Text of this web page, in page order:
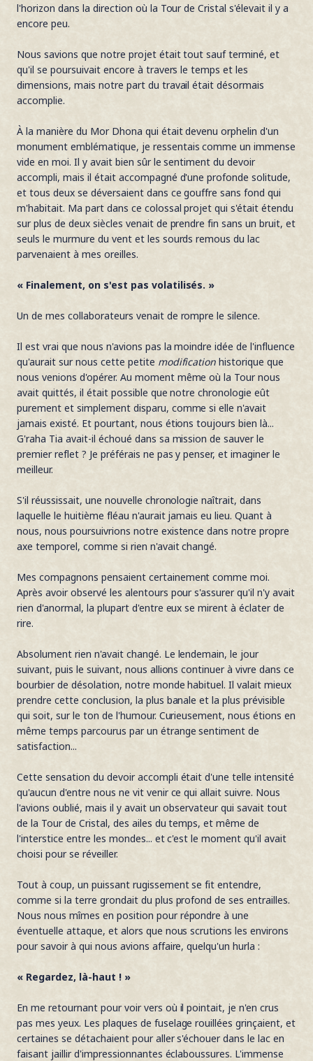
l'horizon dans la direction où la Tour de Cristal s'élevait il y a
encore peu.
Nous savions que notre projet était tout sauf terminé, et
qu'il se poursuivait encore à travers le temps et les
dimensions, mais notre part du travail était désormais
accomplie.
À la manière du Mor Dhona qui était devenu orphelin d'un
monument emblématique, je ressentais comme un immense
vide en moi. Il y avait bien sûr le sentiment du devoir
accompli, mais il était accompagné d'une profonde solitude,
et tous deux se déversaient dans ce gouffre sans fond qui
m'habitait. Ma part dans ce colossal projet qui s'était étendu
sur plus de deux siècles venait de prendre fin sans un bruit, et
seuls le murmure du vent et les sourds remous du lac
parvenaient à mes oreilles.
« Finalement, on s'est pas volatilisés. »
Un de mes collaborateurs venait de rompre le silence.
Il est vrai que nous n'avions pas la moindre idée de l'influence
qu'aurait sur nous cette petite modification historique que
nous venions d'opérer. Au moment même où la Tour nous
avait quittés, il était possible que notre chronologie eût
purement et simplement disparu, comme si elle n'avait
jamais existé. Et pourtant, nous étions toujours bien là...
G'raha Tia avait-il échoué dans sa mission de sauver le
premier reflet ? Je préférais ne pas y penser, et imaginer le
meilleur.
S'il réussissait, une nouvelle chronologie naîtrait, dans
laquelle le huitième fléau n'aurait jamais eu lieu. Quant à
nous, nous poursuivrions notre existence dans notre propre
axe temporel, comme si rien n'avait changé.
Mes compagnons pensaient certainement comme moi.
Après avoir observé les alentours pour s'assurer qu'il n'y avait
rien d'anormal, la plupart d'entre eux se mirent à éclater de
rire.
Absolument rien n'avait changé. Le lendemain, le jour
suivant, puis le suivant, nous allions continuer à vivre dans ce
bourbier de désolation, notre monde habituel. Il valait mieux
prendre cette conclusion, la plus banale et la plus prévisible
qui soit, sur le ton de l'humour. Curieusement, nous étions en
même temps parcourus par un étrange sentiment de
satisfaction...
Cette sensation du devoir accompli était d'une telle intensité
qu'aucun d'entre nous ne vit venir ce qui allait suivre. Nous
l'avions oublié, mais il y avait un observateur qui savait tout
de la Tour de Cristal, des ailes du temps, et même de
l'interstice entre les mondes... et c'est le moment qu'il avait
choisi pour se réveiller.
Tout à coup, un puissant rugissement se fit entendre,
comme si la terre grondait du plus profond de ses entrailles.
Nous nous mîmes en position pour répondre à une
éventuelle attaque, et alors que nous scrutions les environs
pour savoir à qui nous avions affaire, quelqu'un hurla :
« Regardez, là-haut ! »
En me retournant pour voir vers où il pointait, je n'en crus
pas mes yeux. Les plaques de fuselage rouillées grinçaient, et
certaines se détachaient pour aller s'échouer dans le lac en
faisant jaillir d'impressionnantes éclaboussures. L'immense